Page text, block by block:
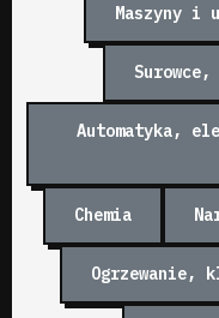
Maszyny i
Automatyka,
Chemia
Ogrzewanie,